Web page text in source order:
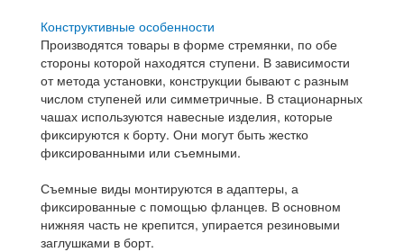
Конструктивные особенности
Производятся товары в форме стремянки, по обе
стороны которой находятся ступени. В зависимости
от метода установки, конструкции бывают с разным
числом ступеней или симметричные. В стационарных
чашах используются навесные изделия, которые
фиксируются к борту. Они могут быть жестко
фиксированными или съемными.
Съемные виды монтируются в адаптеры, а
фиксированные с помощью фланцев. В основном
нижняя часть не крепится, упирается резиновыми
заглушками в борт.